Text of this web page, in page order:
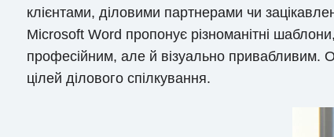
клієнтами, діловими партнерами чи
Microsoft Word пропонує різноманітні
професійним, але й візуально привабливим.
цілей ділового спілкування.